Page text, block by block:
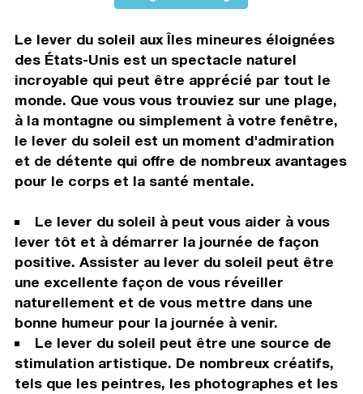
Le lever du soleil aux Îles mineures éloignées
des États-Unis est un spectacle naturel
incroyable qui peut être apprécié par tout le
monde. Que vous vous trouviez sur une plage,
à la montagne ou simplement à votre fenêtre,
le lever du soleil est un moment d'admiration
et de détente qui offre de nombreux avantages
pour le corps et la santé mentale.
Le lever du soleil à peut vous aider à vous
lever tôt et à démarrer la journée de façon
positive. Assister au lever du soleil peut être
une excellente façon de vous réveiller
naturellement et de vous mettre dans une
bonne humeur pour la journée à venir.
Le lever du soleil peut être une source de
stimulation artistique. De nombreux créatifs,
tels que les peintres, les photographes et les